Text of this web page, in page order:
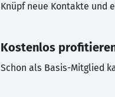
Knüpf neue Kontakte und
Kostenlos
Schon als Basis-Mitglied